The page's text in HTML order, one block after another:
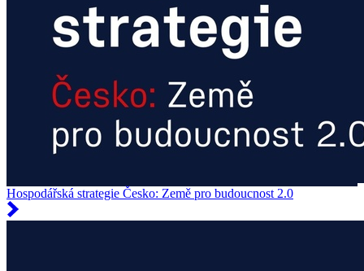
Hospodářská strategie Česko: Země pro budoucnost 2.0